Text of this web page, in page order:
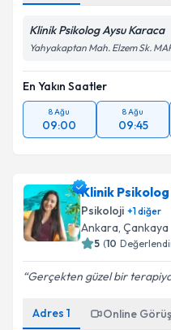
Klinik Psikolog Aysu Karaca
Yahyakaptan Mah. Elzem Sk.
En Yakın Saatler
8 Ağu
09:00
8 Ağu
09:45
Klinik
Psikoloji +1diğer
Ankara, Çankaya
5 (10
Gerçekten güzel bir
Adres 1 Online